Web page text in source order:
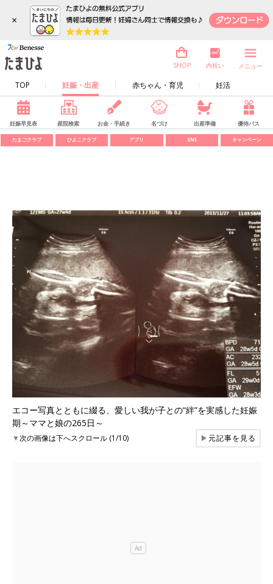
×
TOP 妊娠・出産 赤ちゃん・育児 妊活
SHOP 内祝い メニュー
妊娠早見表 産院検索 お金・手続き 名づけ 出産準備 優待パス
たまごクラブ ひよこクラブ アプリ SNS キャンペーン
エコー写真とともに綴る、愛しい我が子との“絆”を実感した妊娠
期～ママと娘の265日～
▼次の画像は下へスクロール (1/10) ▶元記事を見る